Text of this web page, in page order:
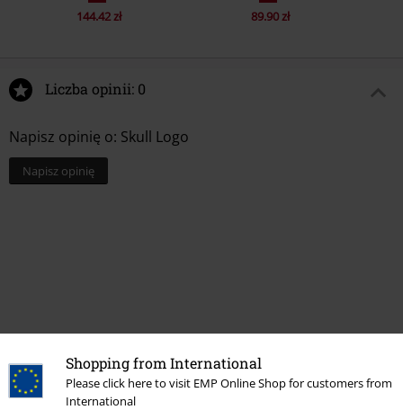
Shopping from International
Please click here to visit EMP Online Shop for customers from
International
144.42 zł 89.90 zł
Liczba opinii: 0
Napisz opinię o: Skull Logo
Napisz opinię
Ostatnia wizyta